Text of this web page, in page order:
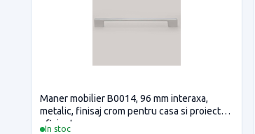
In stoc
Maner mobilier B0014, 96 mm interaxa,
metalic, finisaj crom pentru casa si proiecte
eficiente